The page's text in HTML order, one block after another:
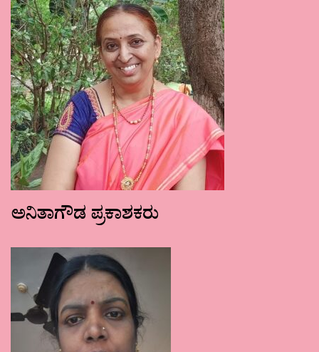
ಅನಿತಾಗೌಡ ಪ್ರಕಾಶಕರು